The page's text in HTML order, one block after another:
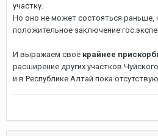
участку.
Но оно не может состояться раньше,
положительное заключение
И выражаем своё крайнее
расширение других участков
и в Республике Алтай пока